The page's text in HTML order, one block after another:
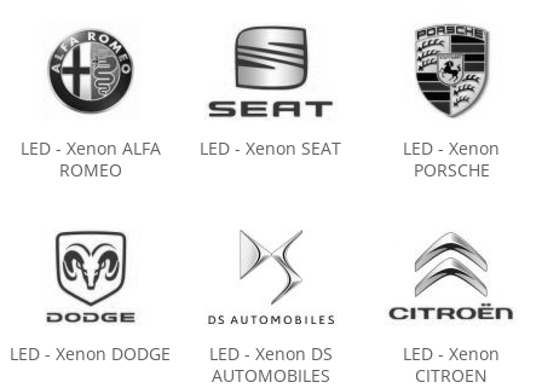
LED - Xenon ALFA
ROMEO
LED - Xenon SEAT
LED - Xenon
PORSCHE
LED - Xenon DODGE
LED - Xenon DS
AUTOMOBILES
LED - Xenon
CITROEN